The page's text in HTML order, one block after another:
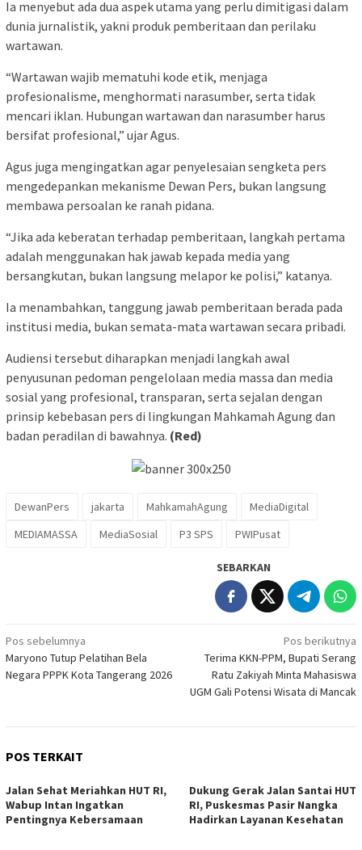
Ia menyebut ada dua aspek utama yang perlu dimitigasi dalam
dunia jurnalistik, yakni produk pemberitaan dan perilaku
wartawan.
“Wartawan wajib mematuhi kode etik, menjaga
profesionalisme, menghormati narasumber, serta tidak
mencari iklan. Hubungan wartawan dan narasumber harus
bersifat profesional,” ujar Agus.
Agus juga mengingatkan agar penyelesaian sengketa pers
mengedepankan mekanisme Dewan Pers, bukan langsung
membawa persoalan ke ranah pidana.
“Jika ada keberatan terhadap pemberitaan, langkah pertama
adalah menggunakan hak jawab kepada media yang
bersangkutan, bukan langsung melapor ke polisi,” katanya.
Ia menambahkan, tanggung jawab pemberitaan berada pada
institusi media, bukan semata-mata wartawan secara pribadi.
Audiensi tersebut diharapkan menjadi langkah awal
penyusunan pedoman pengelolaan media massa dan media
sosial yang profesional, transparan, serta sejalan dengan
prinsip kebebasan pers di lingkungan Mahkamah Agung dan
badan peradilan di bawahnya. (Red)
DewanPers jakarta MahkamahAgung
MediaDigital
MEDIAMASSA
MediaSosial P3 SPS PWIPusat
SEBARKAN
Navigasi
pos
Pos sebelumnya
Maryono Tutup Pelatihan Bela
Negara PPPK Kota Tangerang 2026
Pos berikutnya
Terima KKN-PPM, Bupati Serang
Ratu Zakiyah Minta Mahasiswa
UGM Gali Potensi Wisata di Mancak
POS TERKAIT
Jalan Sehat Meriahkan HUT RI,
Wabup Intan Ingatkan
Pentingnya Kebersamaan
Dukung Gerak Jalan Santai HUT
RI, Puskesmas Pasir Nangka
Hadirkan Layanan Kesehatan